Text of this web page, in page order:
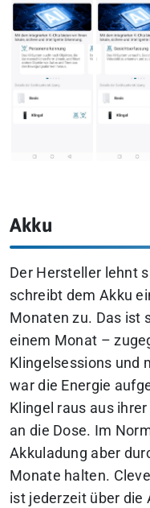
Akku
Der Hersteller lehnt
schreibt dem Akku
Monaten zu. Das ist
einem Monat –
Klingelsessions und
war die Energie
Klingel raus aus
an die Dose. Im
Akkuladung aber
Monate halten.
ist jederzeit über die